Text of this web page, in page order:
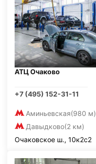
АТЦ Очаково
+7 (495) 152-31-11
Аминьевская(980 м)
Давыдково(2 км)
Очаковское ш., 10к2с2